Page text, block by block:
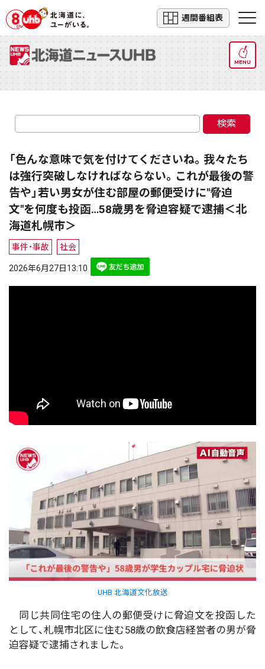
週間番組表
MENU
検索
「色んな意味で気を付けてくださいね。我々たち
は強行突破しなければならない。これが最後の警
告や」若い男女が住む部屋の郵便受けに"脅迫
文"を何度も投函…58歳男を脅迫容疑で逮捕＜北
海道札幌市＞
事件・事故 社会
2026年6月27日13:10
UHB 北海道文化放送
同じ共同住宅の住人の郵便受けに脅迫文を投函した
として、札幌市北区に住む58歳の飲食店経営者の男が脅
迫容疑で逮捕されました。